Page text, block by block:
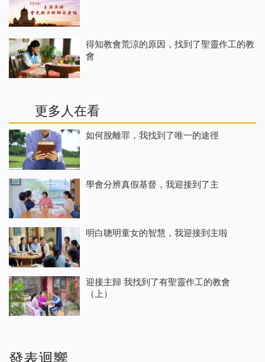
得知教會荒涼的原因，找到了聖靈作工的教
會
更多人在看
如何脫離罪，我找到了唯一的途徑
學會分辨真假基督，我迎接到了主
明白聰明童女的智慧，我迎接到主啦
迎接主歸 我找到了有聖靈作工的教會
（上）